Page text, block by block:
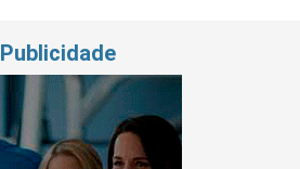
Publicidade